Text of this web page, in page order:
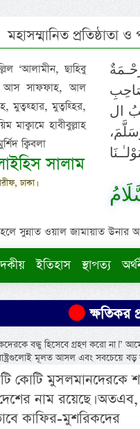
মহাসম্মানিত প্রতিষ্ঠাতা
‘আলামীন, ছাহিবু
আস সাফফাহ, আল
মুত্বহ্হির,
মাক্বামে হাবীবুল্লাহ
ক্বিবলা
সালাম
ঢাকা।
ال
ওয়াল জামায়াত উনার
ইতিহাস স্থাপত্য
ক্ষতিকর প্রাণীর
বন্ধু হিসেবে গ্রহণ করো না।”
মূলত আসল এবং সবচেয়ে বড়
কোটি মুসলমানদেরকে
নাম রয়েছে। অতএব,
কাফির-মুশরিকদের